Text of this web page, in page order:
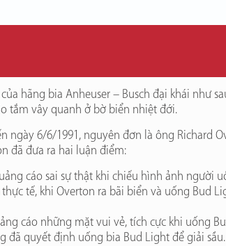
hãng bia Anheuser – Busch đại khái như
tắm vây quanh ở bờ biển nhiệt đới.
ngày 6/6/1991, nguyên đơn là ông Richard
đã đưa ra hai luận điểm:
cáo sai sự thật khi chiếu hình ảnh người
tế, khi Overton ra bãi biển và uống Bud
cáo những mặt vui vẻ, tích cực khi uống
đã quyết định uống bia Bud Light để giải